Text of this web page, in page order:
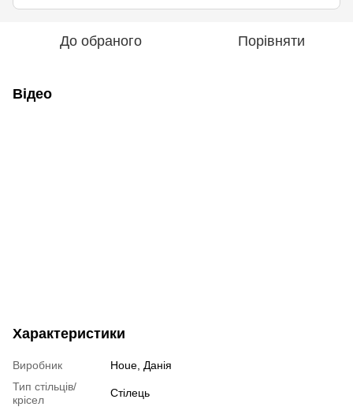
До обраного Порівняти
Відео
Характеристики
Виробник
Houe, Данія
Тип стільців/
крісел
Стілець